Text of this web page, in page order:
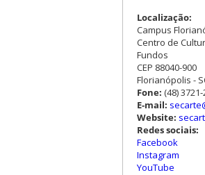
Localização:
Campus
Centro de
Fundos
CEP 88040-900
Florianópolis -
Fone: (48)
E-mail:
Website:
Redes sociais:
Facebook
Instagram
YouTube